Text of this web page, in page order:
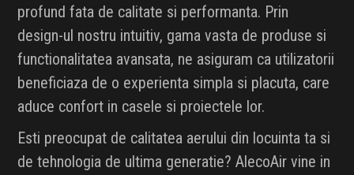
profund fata de calitate si performanta. Prin
design-ul nostru intuitiv, gama vasta de produse si
functionalitatea avansata, ne asiguram ca utilizatorii
beneficiaza de o experienta simpla si placuta, care
aduce confort in casele si proiectele lor.
Esti preocupat de calitatea aerului din locuinta ta si
de tehnologia de ultima generatie? AlecoAir vine in